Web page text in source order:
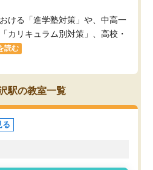
ける「進学塾対策」や、中高一
カリキュラム別対策」、高校・
読む
駅の教室一覧
る